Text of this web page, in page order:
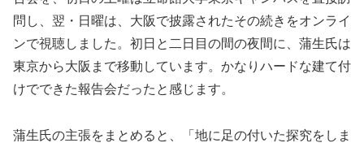
問し、翌・日曜は、大阪で披露されたその続きをオンライ
ンで視聴しました。初日と二日目の間の夜間に、蒲生氏は
東京から大阪まで移動しています。かなりハードな建て付
けでできた報告会だったと感じます。
蒲生氏の主張をまとめると、「地に足の付いた探究をしま